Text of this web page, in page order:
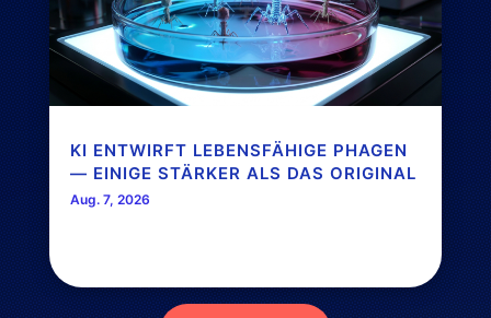
KI ENTWIRFT LEBENSFÄHIGE PHAGEN
— EINIGE STÄRKER ALS DAS ORIGINAL
Aug. 7, 2026